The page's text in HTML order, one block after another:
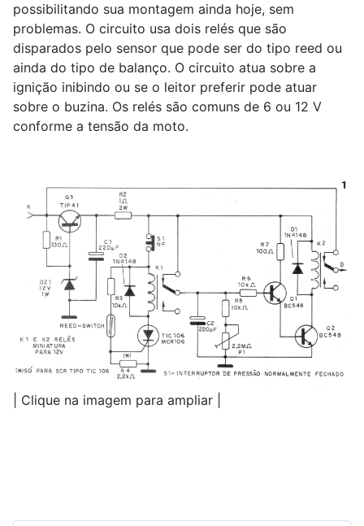
possibilitando sua montagem ainda hoje, sem
problemas. O circuito usa dois relés que são
disparados pelo sensor que pode ser do tipo reed ou
ainda do tipo de balanço. O circuito atua sobre a
ignição inibindo ou se o leitor preferir pode atuar
sobre o buzina. Os relés são comuns de 6 ou 12 V
conforme a tensão da moto.
| Clique na imagem para ampliar |